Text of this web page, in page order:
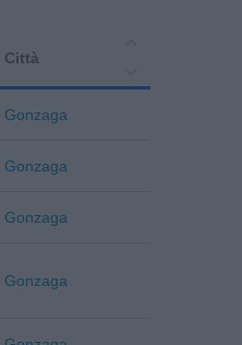
Città
Gonzaga
Gonzaga
Gonzaga
Gonzaga